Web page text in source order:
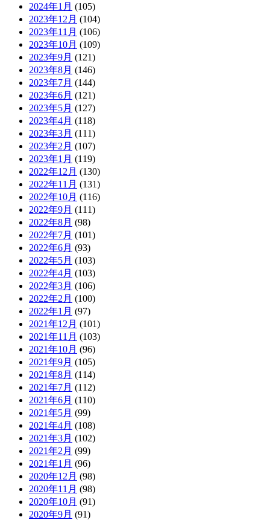
2024年1月 (105)
2023年12月 (104)
2023年11月 (106)
2023年10月 (109)
2023年9月 (121)
2023年8月 (146)
2023年7月 (144)
2023年6月 (121)
2023年5月 (127)
2023年4月 (118)
2023年3月 (111)
2023年2月 (107)
2023年1月 (119)
2022年12月 (130)
2022年11月 (131)
2022年10月 (116)
2022年9月 (111)
2022年8月 (98)
2022年7月 (101)
2022年6月 (93)
2022年5月 (103)
2022年4月 (103)
2022年3月 (106)
2022年2月 (100)
2022年1月 (97)
2021年12月 (101)
2021年11月 (103)
2021年10月 (96)
2021年9月 (105)
2021年8月 (114)
2021年7月 (112)
2021年6月 (110)
2021年5月 (99)
2021年4月 (108)
2021年3月 (102)
2021年2月 (99)
2021年1月 (96)
2020年12月 (98)
2020年11月 (98)
2020年10月 (91)
2020年9月 (91)